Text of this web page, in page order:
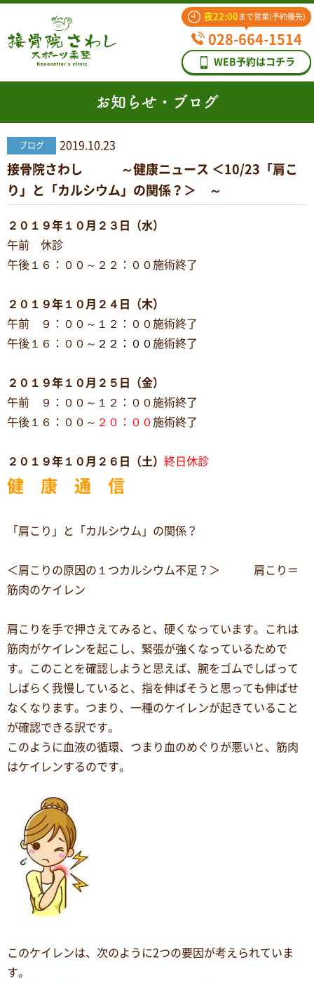
夜22:00 まで営業(予約優先)
028-664-1514
WEB予約はコチラ
お知らせ・ブログ
ブログ 2019.10.23
接骨院さわし ～健康ニュース ＜10/23「肩こ
り」と「カルシウム」の関係？＞ ～
２０１９年１０月２３日（水）
午前 休診
午後１６：００～２２：００施術終了
２０１９年１０月２４日（木）
午前 ９：００～１２：００施術終了
午後１６：００～ ２２：００施術終了
２０１９年１０月２５日（金）
午前 ９：００～１２：００施術終了
午後１６：００～ ２０：００施術終了
２０１９年１０月２６日（土） 終日休診
健 康 通 信
「肩こり」と「カルシウム」の関係？
＜肩こりの原因の１つカルシウム不足？＞ 肩こり＝
筋肉のケイレン
肩こりを手で押さえてみると、硬くなっています。これは
筋肉がケイレンを起こし、緊張が強くなっているためで
す。このことを確認しようと思えば、腕をゴムでしばって
しばらく我慢していると、指を伸ばそうと思っても伸ばせ
なくなります。つまり、一種のケイレンが起きていること
が確認できる訳です。
このように血液の循環、つまり血のめぐりが悪いと、筋肉
はケイレンするのです。
このケイレンは、次のように2つの要因が考えられていま
す。